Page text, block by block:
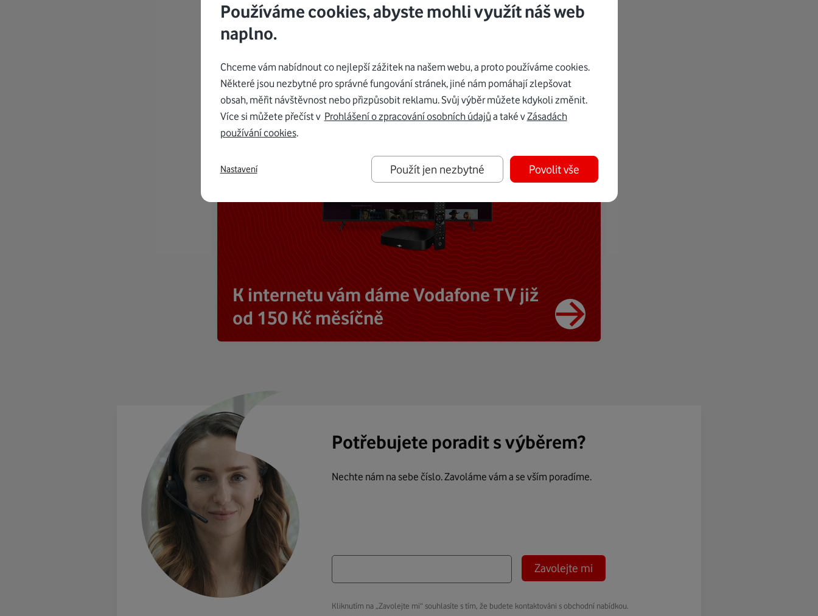
K internetu vám dáme Vodafone TV již
od 150 Kč měsíčně
Potřebujete poradit s výběrem?
Nechte nám na sebe číslo. Zavoláme vám a se vším poradíme.
Zavolejte mi
Kliknutím na „Zavolejte mi“ souhlasíte s tím, že budete kontaktováni s obchodní nabídkou.
Používáme cookies, abyste mohli využít náš web
naplno.
Chceme vám nabídnout co nejlepší zážitek na našem webu, a proto používáme cookies.
Některé jsou nezbytné pro správné fungování stránek, jiné nám pomáhají zlepšovat
obsah, měřit návštěvnost nebo přizpůsobit reklamu. Svůj výběr můžete kdykoli změnit.
Více si můžete přečíst v Prohlášení o zpracování osobních údajů a také vZásadách
používání cookies.
Použít jen nezbytné Povolit vše
Nastavení